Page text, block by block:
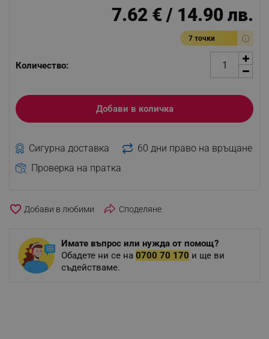
7.62 € / 14.90 лв.
7 точки
Количество:
Добави в количка
Сигурна доставка
60 дни право на връщане
Проверка на пратка
favorite_border Споделяне
Имате въпрос или нужда от помощ?
Обадете ни се на 0700 70 170 и ще ви
съдействаме.